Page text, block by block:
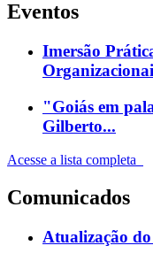
Eventos
Imersão
"Goiás em
Gilberto...
Acesse a lista completa
Comunicados
Atualização